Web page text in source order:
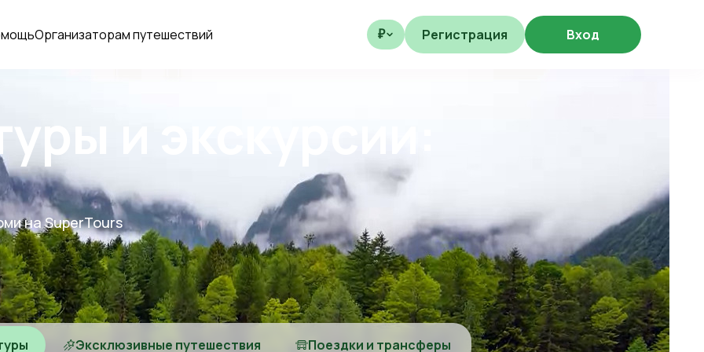
Организаторам путешествий ₽ Регистрация Вход
и экскурсии:
на SuperTours
Эксклюзивные путешествия Поездки и трансферы